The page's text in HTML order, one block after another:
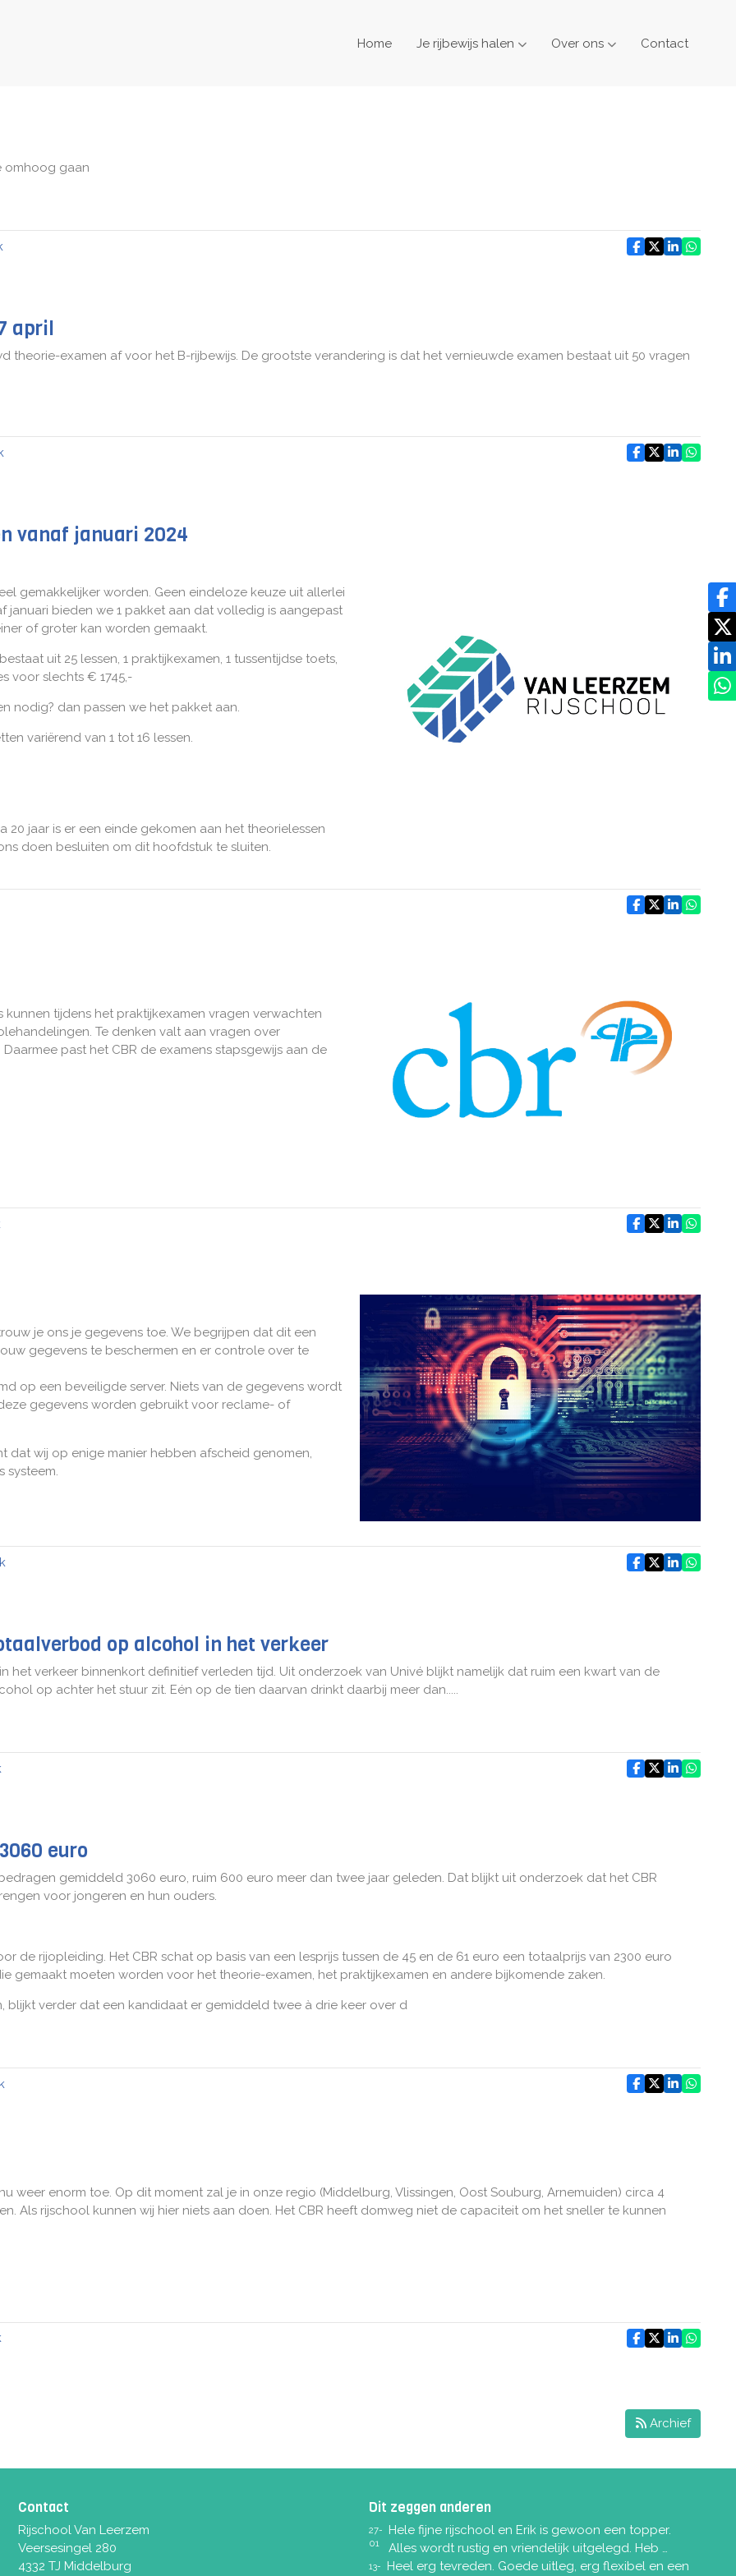
Home Je rijbewijs halen Over ons Contact
omhoog gaan
april
theorie-examen af voor het B-rijbewijs. De grootste verandering is dat het vernieuwde examen bestaat uit 50 vragen
vanaf januari 2024
gemakkelijker worden. Geen eindeloze keuze uit allerlei
bieden we 1 pakket aan dat volledig is aangepast
of groter kan worden gemaakt.
uit 25 lessen, 1 praktijkexamen, 1 tussentijdse toets,
voor slechts € 1745,-
nodig? dan passen we het pakket aan.
variërend van 1 tot 16 lessen.
20 jaar is er een einde gekomen aan het theorielessen
doen besluiten om dit hoofdstuk te sluiten.
tijdens het praktijkexamen vragen verwachten
Te denken valt aan vragen over
past het CBR de examens stapsgewijs aan de
je ons je gegevens toe. We begrijpen dat dit een
gegevens te beschermen en er controle over te
op een beveiligde server. Niets van de gegevens wordt
gegevens worden gebruikt voor reclame- of
wij op enige manier hebben afscheid genomen,
systeem.
op alcohol in het verkeer
het verkeer binnenkort definitief verleden tijd. Uit onderzoek van Univé blijkt namelijk dat ruim een kwart van de
op achter het stuur zit. Eén op de tien daarvan drinkt daarbij meer dan.....
euro
gemiddeld 3060 euro, ruim 600 euro meer dan twee jaar geleden. Dat blijkt uit onderzoek dat het CBR
voor jongeren en hun ouders.
de rijopleiding. Het CBR schat op basis van een lesprijs tussen de 45 en de 61 euro een totaalprijs van 2300 euro
gemaakt moeten worden voor het theorie-examen, het praktijkexamen en andere bijkomende zaken.
blijkt verder dat een kandidaat er gemiddeld twee à drie keer over d
weer enorm toe. Op dit moment zal je in onze regio (Middelburg, Vlissingen, Oost Souburg, Arnemuiden) circa 4
Als rijschool kunnen wij hier niets aan doen. Het CBR heeft domweg niet de capaciteit om het sneller te kunnen
Archief
Contact
Rijschool Van Leerzem
Veersesingel 280
4332 TJ Middelburg
Dit zeggen anderen
27-
01
Hele fijne rijschool en Erik is gewoon een topper.
Alles wordt rustig en vriendelijk uitgelegd. Heb …
13-
Heel erg tevreden. Goede uitleg, erg flexibel en een